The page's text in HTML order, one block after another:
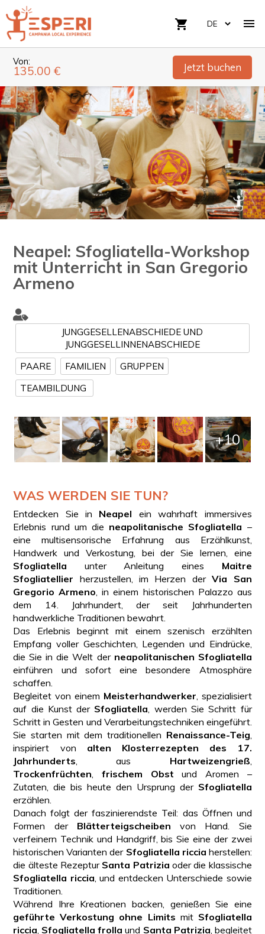

shopping_cart
Von:
135.00 € Jetzt buchen
Neapel: Sfogliatella-Workshop
mit Unterricht in San Gregorio
Armeno
JUNGGESELLENABSCHIEDE UND
JUNGGESELLINNENABSCHIEDE
PAARE
FAMILIEN
GRUPPEN
TEAMBILDUNG
+10
WAS WERDEN SIE TUN?
Entdecken Sie in Neapel ein wahrhaft immersives
Erlebnis rund um die neapolitanische Sfogliatella –
eine multisensorische Erfahrung aus Erzählkunst,
Handwerk und Verkostung, bei der Sie lernen, eine
Sfogliatella unter Anleitung eines Maitre
Sfogliatellier herzustellen, im Herzen derVia San
Gregorio Armeno , in einem historischen Palazzo aus
dem 14. Jahrhundert, der seit Jahrhunderten
handwerkliche Traditionen bewahrt.
Das Erlebnis beginnt mit einem szenisch erzählten
Empfang voller Geschichten, Legenden und Eindrücke,
die Sie in die Welt der neapolitanischen Sfogliatella
einführen und sofort eine besondere Atmosphäre
schaffen.
Begleitet von einem Meisterhandwerker , spezialisiert
auf die Kunst der Sfogliatella , werden Sie Schritt für
Schritt in Gesten und Verarbeitungstechniken eingeführt.
Sie starten mit dem traditionellen Renaissance-Teig
inspiriert von alten Klosterrezepten des 17.
Jahrhunderts , aus Hartweizengrieß
Trockenfrüchten ,frischem Obst und Aromen –
Zutaten, die bis heute den Ursprung der Sfogliatella
erzählen.
Danach folgt der faszinierendste Teil: das Öffnen und
Formen der Blätterteigscheiben von Hand. Sie
verfeinern Technik und Handgriff, bis Sie eine der zwei
historischen Varianten der Sfogliatella riccia herstellen:
die älteste Rezeptur Santa Patrizia oder die klassische
Sfogliatella riccia , und entdecken Unterschiede sowie
Traditionen.
Während Ihre Kreationen backen, genießen Sie eine
geführte Verkostung ohne Limits mit Sfogliatella
riccia Sfogliatella frolla und Santa Patrizia , begleitet